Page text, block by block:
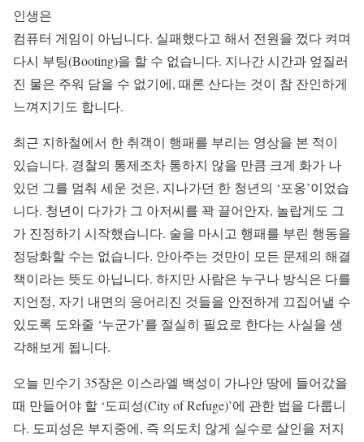
인생은
컴퓨터 게임이 아닙니다. 실패했다고 해서 전원을 껐다 켜며
다시 부팅(Booting)을 할 수 없습니다. 지나간 시간과 엎질러
진 물은 주워 담을 수 없기에, 때론 산다는 것이 참 잔인하게
느껴지기도 합니다.
최근 지하철에서 한 취객이 행패를 부리는 영상을 본 적이
있습니다. 경찰의 통제조차 통하지 않을 만큼 크게 화가 나
있던 그를 멈춰 세운 것은, 지나가던 한 청년의 ‘포옹’이었습
니다. 청년이 다가가 그 아저씨를 꽉 끌어안자, 놀랍게도 그
가 진정하기 시작했습니다. 술을 마시고 행패를 부린 행동을
정당화할 수는 없습니다. 안아주는 것만이 모든 문제의 해결
책이라는 뜻도 아닙니다. 하지만 사람은 누구나 방식은 다를
지언정, 자기 내면의 응어리진 것들을 안전하게 끄집어낼 수
있도록 도와줄 ‘누군가’를 절실히 필요로 한다는 사실을 생
각해보게 됩니다.
오늘 민수기 35장은 이스라엘 백성이 가나안 땅에 들어갔을
때 만들어야 할 ‘도피성(City of Refuge)’에 관한 법을 다룹니
다. 도피성은 부지중에, 즉 의도치 않게 실수로 살인을 저지